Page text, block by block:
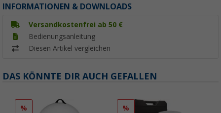
INFORMATIONEN & DOWNLOADS
Versandkostenfrei ab 50 €
Bedienungsanleitung
Diesen Artikel vergleichen
DAS KÖNNTE DIR AUCH GEFALLEN
% %